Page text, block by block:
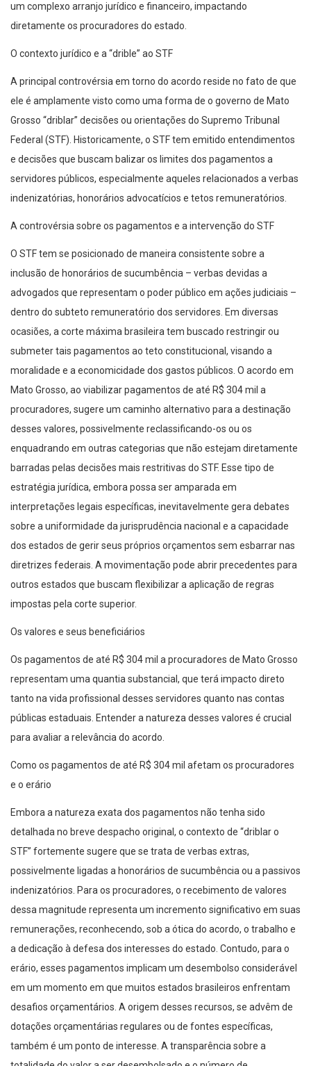
um complexo arranjo jurídico e financeiro, impactando
diretamente os procuradores do estado.
O contexto jurídico e a “drible” ao STF
A principal controvérsia em torno do acordo reside no fato de que
ele é amplamente visto como uma forma de o governo de Mato
Grosso “driblar” decisões ou orientações do Supremo Tribunal
Federal (STF). Historicamente, o STF tem emitido entendimentos
e decisões que buscam balizar os limites dos pagamentos a
servidores públicos, especialmente aqueles relacionados a verbas
indenizatórias, honorários advocatícios e tetos remuneratórios.
A controvérsia sobre os pagamentos e a intervenção do STF
O STF tem se posicionado de maneira consistente sobre a
inclusão de honorários de sucumbência – verbas devidas a
advogados que representam o poder público em ações judiciais –
dentro do subteto remuneratório dos servidores. Em diversas
ocasiões, a corte máxima brasileira tem buscado restringir ou
submeter tais pagamentos ao teto constitucional, visando a
moralidade e a economicidade dos gastos públicos. O acordo em
Mato Grosso, ao viabilizar pagamentos de até R$ 304 mil a
procuradores, sugere um caminho alternativo para a destinação
desses valores, possivelmente reclassificando-os ou os
enquadrando em outras categorias que não estejam diretamente
barradas pelas decisões mais restritivas do STF. Esse tipo de
estratégia jurídica, embora possa ser amparada em
interpretações legais específicas, inevitavelmente gera debates
sobre a uniformidade da jurisprudência nacional e a capacidade
dos estados de gerir seus próprios orçamentos sem esbarrar nas
diretrizes federais. A movimentação pode abrir precedentes para
outros estados que buscam flexibilizar a aplicação de regras
impostas pela corte superior.
Os valores e seus beneficiários
Os pagamentos de até R$ 304 mil a procuradores de Mato Grosso
representam uma quantia substancial, que terá impacto direto
tanto na vida profissional desses servidores quanto nas contas
públicas estaduais. Entender a natureza desses valores é crucial
para avaliar a relevância do acordo.
Como os pagamentos de até R$ 304 mil afetam os procuradores
e o erário
Embora a natureza exata dos pagamentos não tenha sido
detalhada no breve despacho original, o contexto de “driblar o
STF” fortemente sugere que se trata de verbas extras,
possivelmente ligadas a honorários de sucumbência ou a passivos
indenizatórios. Para os procuradores, o recebimento de valores
dessa magnitude representa um incremento significativo em suas
remunerações, reconhecendo, sob a ótica do acordo, o trabalho e
a dedicação à defesa dos interesses do estado. Contudo, para o
erário, esses pagamentos implicam um desembolso considerável
em um momento em que muitos estados brasileiros enfrentam
desafios orçamentários. A origem desses recursos, se advêm de
dotações orçamentárias regulares ou de fontes específicas,
também é um ponto de interesse. A transparência sobre a